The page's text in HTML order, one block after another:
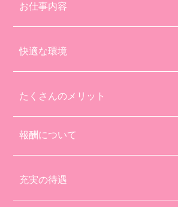
お仕事内容
快適な環境
たくさんのメリット
報酬について
充実の待遇